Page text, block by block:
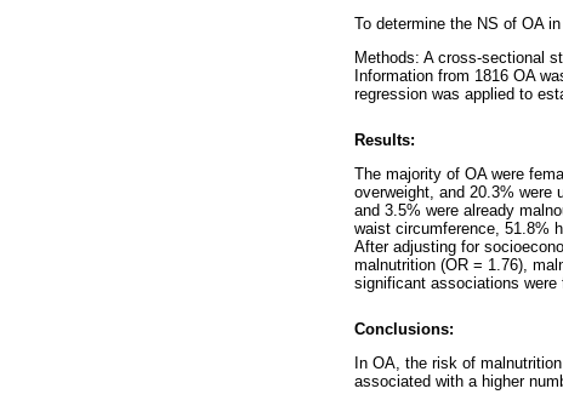
To determine the NS of OA
Methods: A cross-sectional
Information from 1816 OA
regression was applied to
Results:
The majority of OA were
overweight, and 20.3% were
and 3.5% were already
waist circumference, 51.8%
After adjusting for
malnutrition (OR = 1.76),
significant associations were
Conclusions:
In OA, the risk of
associated with a higher